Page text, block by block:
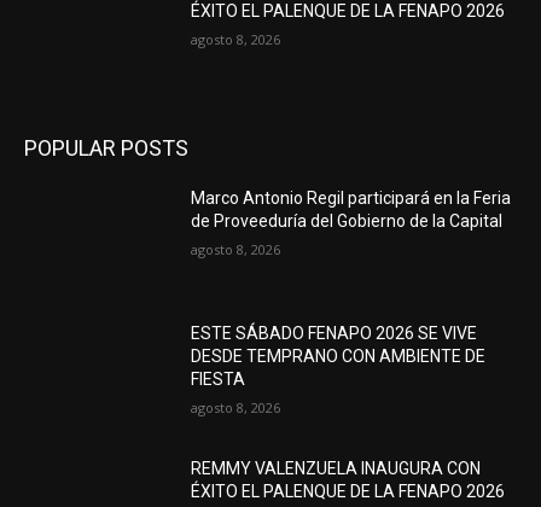
ÉXITO EL PALENQUE DE LA FENAPO 2026
agosto 8, 2026
POPULAR POSTS
Marco Antonio Regil participará en la Feria
de Proveeduría del Gobierno de la Capital
agosto 8, 2026
ESTE SÁBADO FENAPO 2026 SE VIVE
DESDE TEMPRANO CON AMBIENTE DE
FIESTA
agosto 8, 2026
REMMY VALENZUELA INAUGURA CON
ÉXITO EL PALENQUE DE LA FENAPO 2026